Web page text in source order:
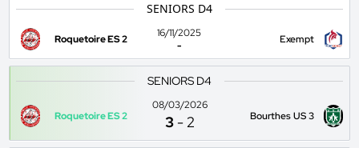
SENIORS D4
Roquetoire ES 2
16/11/2025
-
Exempt
SENIORS D4
Roquetoire ES 2
08/03/2026
3 -2 Bourthes US 3